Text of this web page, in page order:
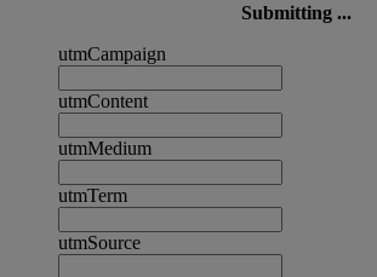
Submitting ...
utmCampaign
utmContent
utmMedium
utmTerm
utmSource